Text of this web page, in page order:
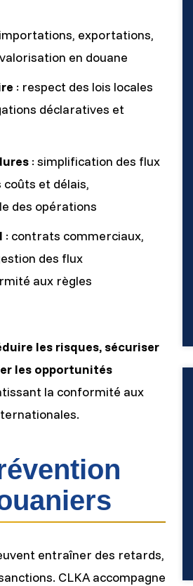
exportations,
en douane
: respect des lois locales
déclaratives et
: simplification des flux
et délais,
des opérations
: contrats commerciaux,
des flux
aux règles
les risques, sécuriser
les opportunités
la conformité aux
entraîner des retards,
CLKA accompagne